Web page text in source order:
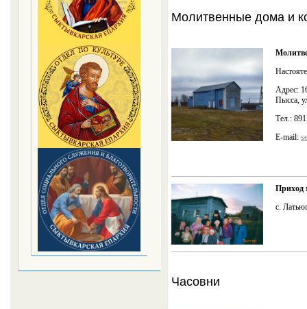
Молитвенные дома и
Адрес:
Пысса,
Тел.:
E-mail:
Приход
с.
Часовни